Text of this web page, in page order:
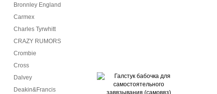
Bronnley England
Carmex
Charles Tyrwhitt
CRAZY RUMORS
Crombie
Cross
Dalvey
Deakin&Francis